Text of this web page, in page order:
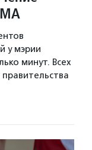
у мэрии
минут. Всех